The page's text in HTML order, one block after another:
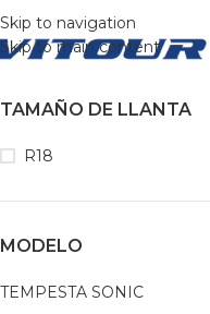
Skip to navigation
Skip to main content
TAMAÑO DE LLANTA
R18
MODELO
TEMPESTA SONIC